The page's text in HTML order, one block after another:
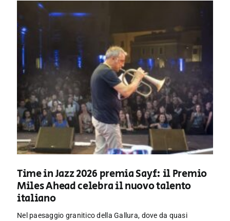
Time in Jazz 2026 premia Sayf: il Premio
Miles Ahead celebra il nuovo talento
italiano
Nel paesaggio granitico della Gallura, dove da quasi